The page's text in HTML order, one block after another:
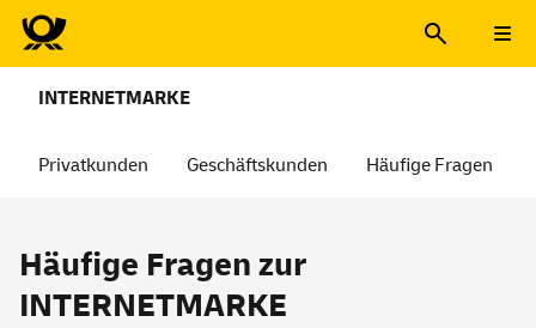
INTERNETMARKE
Privatkunden Geschäftskunden Häufige Fragen
Häufige Fragen zur
INTERNETMARKE